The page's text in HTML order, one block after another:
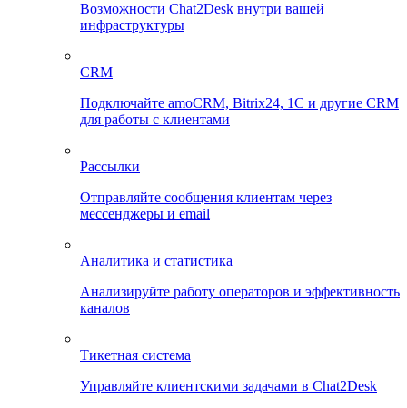
Возможности Chat2Desk внутри вашей
инфраструктуры
CRM
Подключайте amoCRM, Bitrix24, 1C и другие CRM
для работы с клиентами
Рассылки
Отправляйте сообщения клиентам через
мессенджеры и email
Аналитика и статистика
Анализируйте работу операторов и эффективность
каналов
Тикетная система
Управляйте клиентскими задачами в Chat2Desk